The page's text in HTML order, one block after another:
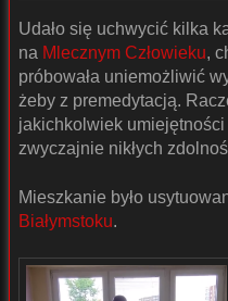
Udało się uchwycić kilka
na Mlecznym Człowieku,
próbowała uniemożliwić
żeby z premedytacją.
jakichkolwiek
zwyczajnie nikłych
Mieszkanie było
Białymstoku.